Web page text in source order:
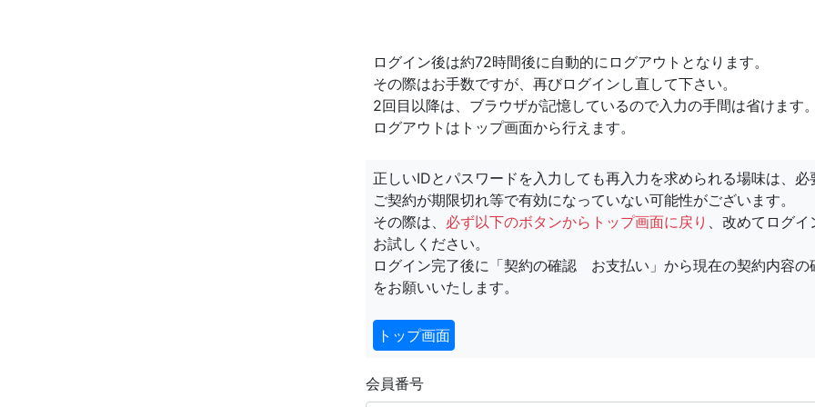
ログイン後は約72時間後に自動的にログアウトとなります。
その際はお手数ですが、再びログインし直して下さい。
2回目以降は、ブラウザが記憶しているので入力の手間は省けます。
ログアウトはトップ画面から行えます。
正しいIDとパスワードを入力しても再入力を求められる場味は、必
ご契約が期限切れ等で有効になっていない可能性がございます。
その際は、 必ず以下のボタンからトップ画面に戻り 、改めてログイ
お試しください。
ログイン完了後に「契約の確認 お支払い」から現在の契約内容の
をお願いいたします。
トップ画面
会員番号